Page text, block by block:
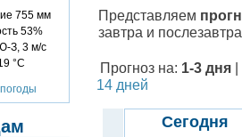
755 мм
53%
З, 3 м/с
°C
Представляем
завтра и
Прогноз на: 1-3 дня
14 дней
Сегодня